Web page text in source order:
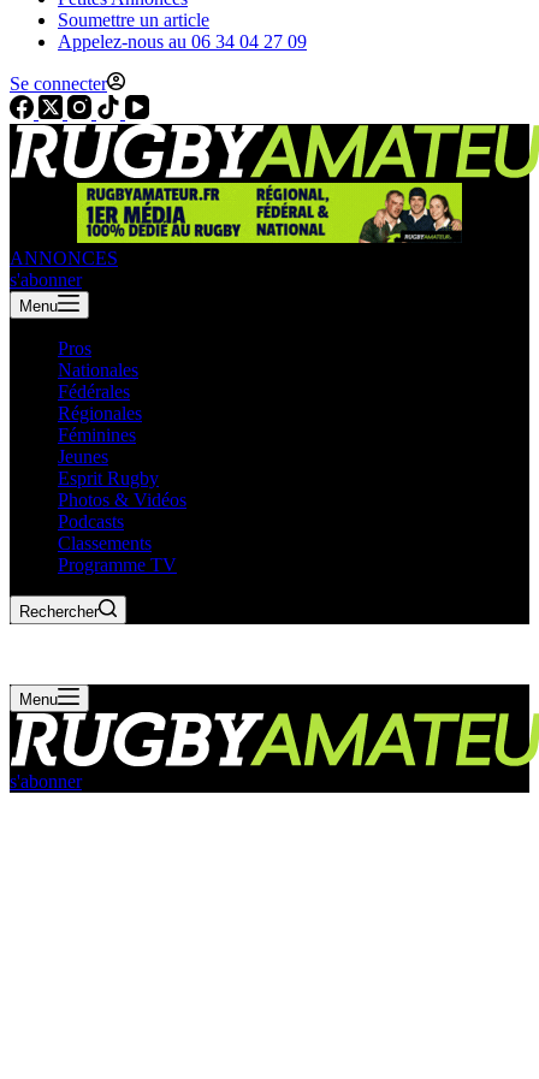
Soumettre un article
Appelez-nous au 06 34 04 27 09
Se connecter
ANNONCES
s'abonner
Menu
Pros
Nationales
Fédérales
Régionales
Féminines
Jeunes
Esprit Rugby
Photos & Vidéos
Podcasts
Classements
Programme TV
Rechercher
Menu
s'abonner